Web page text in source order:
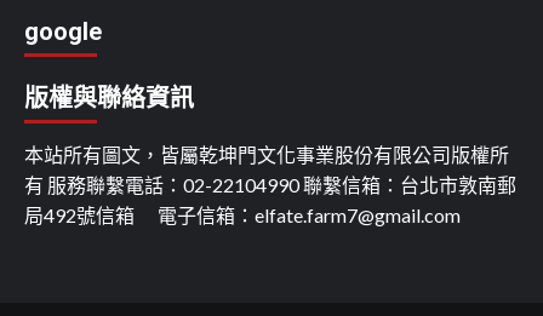
google
版權與聯絡資訊
本站所有圖文，皆屬乾坤門文化事業股份有限公司版權所
有 服務聯繫電話：02-22104990 聯繫信箱：台北市敦南郵
局492號信箱 電子信箱： elfate.farm7@gmail.com